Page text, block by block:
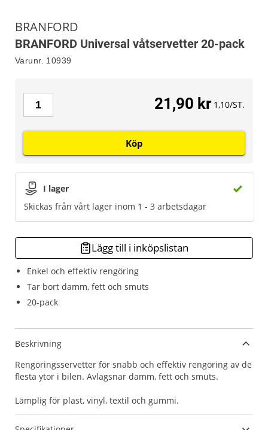
BRANFORD
BRANFORD Universal våtservetter 20-pack
Varunr. 10939
Enkel och effektiv rengöring
Tar bort damm, fett och smuts
20-pack
I lager
Skickas från vårt lager inom 1 - 3 arbetsdagar
21,90 kr 1,10/ST.
Köp
Lägg till i inköpslistan
Beskrivning
Rengöringsservetter för snabb och effektiv rengöring av de
flesta ytor i bilen. Avlägsnar damm, fett och smuts.
Lämplig för plast, vinyl, textil och gummi.